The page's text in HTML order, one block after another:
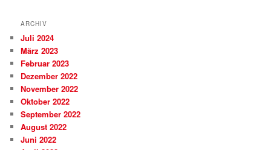
ARCHIV
Juli 2024
März 2023
Februar 2023
Dezember 2022
November 2022
Oktober 2022
September 2022
August 2022
Juni 2022